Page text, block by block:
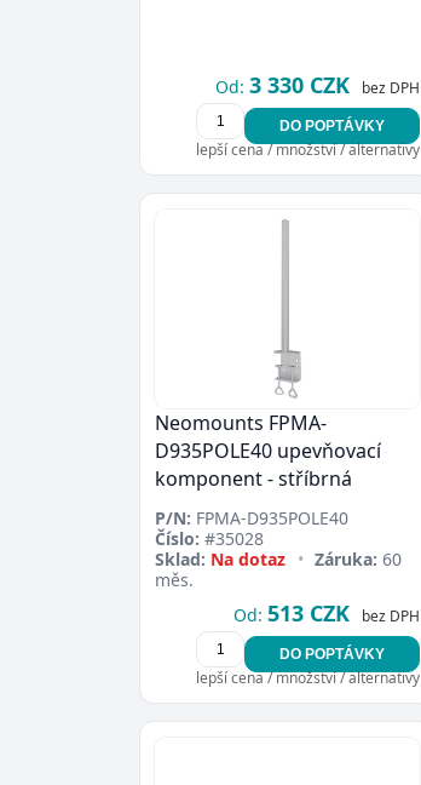
Od: 3 330 CZK bez DPH
DO POPTÁVKY
lepší cena / množství / alternativy
Neomounts FPMA-
D935POLE40 upevňovací
komponent - stříbrná
P/N: FPMA-D935POLE40
Číslo: #35028
Sklad: Na dotaz • Záruka: 60
měs.
Od: 513 CZK bez DPH
DO POPTÁVKY
lepší cena / množství / alternativy